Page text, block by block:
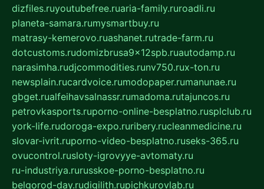
dizfiles.ruyoutubefree.ruaria-family.ruroadli.ru
planeta-samara.rumysmartbuy.ru
matrasy-kemerovo.ruashanet.rutrade-farm.ru
dotcustoms.rudomizbrusa9x12spb.ruautodamp.ru
narasimha.rudjcommodities.runv750.rux-ton.ru
newsplain.rucardvoice.rumodopaper.rumanunae.ru
gbget.rualfeihavsalnassr.rumadoma.rutajuncos.ru
petrovkasports.ruporno-online-besplatno.rusplclub.ru
york-life.rudoroga-expo.ruribery.rucleanmedicine.ru
slovar-ivrit.ruporno-video-besplatno.ruseks-365.ru
ovucontrol.rusloty-igrovyye-avtomaty.ru
ru-industriya.rurusskoe-porno-besplatno.ru
belgorod-day.rudigilith.rupichkurovlab.ru